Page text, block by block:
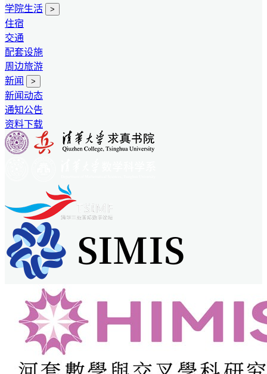
学院生活
>
住宿
交通
配套设施
周边旅游
新闻
>
新闻动态
通知公告
资料下载